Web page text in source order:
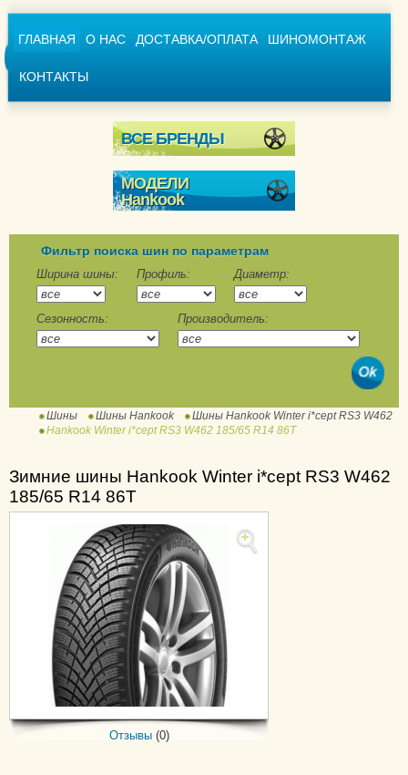
ГЛАВНАЯ О НАС ДОСТАВКА/ОПЛАТА ШИНОМОНТАЖ
КОНТАКТЫ
ВСЕ БРЕНДЫ
МОДЕЛИ
Hankook
i*Pike RW 11
Winter i*cept evo W 310
Winter i*cept evo2 SUV
W320A
Winter i*cept evo2 W320
Winter i*cept evo2
Winter i*cept evo3 W330
W330B
Winter i*cept evo3 X
W330A
Winter I*cept IZ W 606
Winter i*cept iZ2 W616
Winter i*Cept iZ3 W636
Winter i*Cept iZ3 X
W636A
Winter I*cept LV RW12
Winter i*cept RS W 442
Фильтр поиска шин по параметрам
Ширина шины: Профиль: Диаметр:
Сезонность: Производитель:
Шины Шины Hankook
Шины Hankook Winter i*cept RS3 W462
Hankook Winter i*cept RS3 W462 185/65 R14 86T
Зимние шины Hankook Winter i*cept RS3 W462
185/65 R14 86T
Отзывы (0)